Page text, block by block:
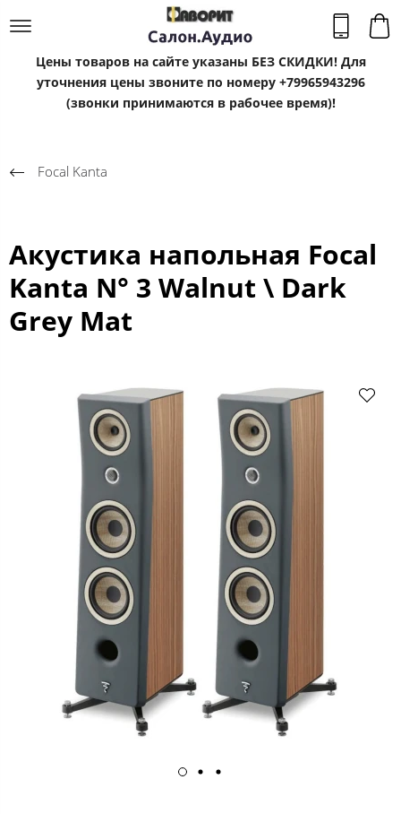
Цены товаров на сайте указаны БЕЗ СКИДКИ! Для
уточнения цены звоните по номеру +79965943296
(звонки принимаются в рабочее время)!
Focal Kanta
Акустика напольная Focal
Kanta N° 3 Walnut \ Dark
Grey Mat